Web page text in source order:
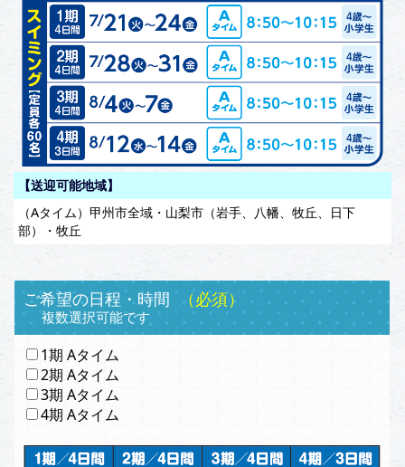
【送迎可能地域】
（Aタイム）甲州市全域・山梨市（岩手、八幡、牧丘、日下
部）・牧丘
ご希望の日程・時間 （必須）
複数選択可能です
1期 Aタイム
2期 Aタイム
3期 Aタイム
4期 Aタイム